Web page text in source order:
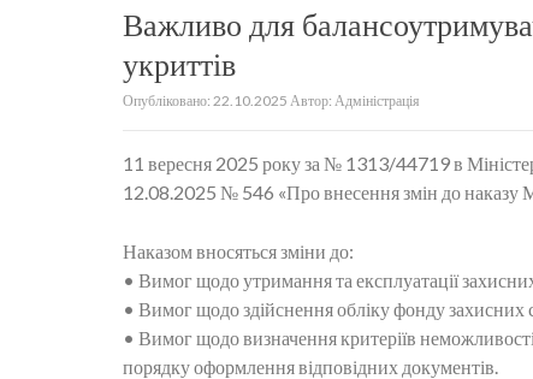
Важливо для
укриттів
Опубліковано: 22.10.2025 Автор: Адміністрація
11 вересня 2025 року за № 1313/44719 в
12.08.2025 № 546 «Про внесення змін до
Наказом вносяться зміни до:
• Вимог щодо утримання та експлуатації
• Вимог щодо здійснення обліку фонду захисних
• Вимог щодо визначення критеріїв
порядку оформлення відповідних документів.